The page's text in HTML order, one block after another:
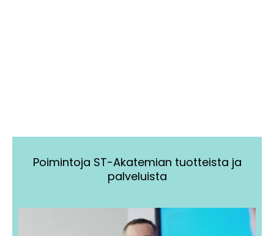
Poimintoja ST-Akatemian tuotteista ja
palveluista